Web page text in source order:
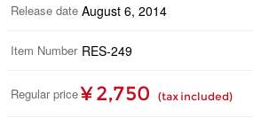
Release date August 6, 2014
Item Number RES-249
Regular price ¥ 2,750 (tax included)